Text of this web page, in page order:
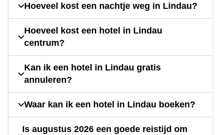
Hoeveel kost een nachtje weg in Lindau?
Hoeveel kost een hotel in Lindau
centrum?
Kan ik een hotel in Lindau gratis
annuleren?
Waar kan ik een hotel in Lindau boeken?
Is augustus 2026 een goede reistijd om